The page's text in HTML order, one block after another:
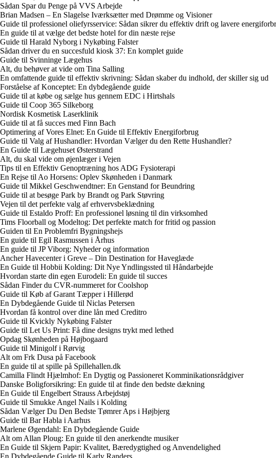
Sådan Spar du Penge på VVS Arbejde
Brian Madsen – En Slagelse Iværksætter med Drømme og Visioner
Guide til professionel oliefyrsservice: Sådan sikrer du effektiv drift og lavere
En guide til at vælge det bedste hotel for din næste rejse
Guide til Harald Nyborg i Nykøbing Falster
Sådan driver du en succesfuld kiosk 37: En komplet guide
Guide til Svinninge Lægehus
Alt, du behøver at vide om Tina Salling
En omfattende guide til effektiv skrivning: Sådan skaber du indhold, der skiller sig ud
Forståelse af Konceptet: En dybdegående guide
Guide til at købe og sælge hus gennem EDC i Hirtshals
Guide til Coop 365 Silkeborg
Nordisk Kosmetisk Laserklinik
Guide til at få succes med Finn Bach
Optimering af Vores Elnet: En Guide til Effektiv Energiforbrug
Guide til Valg af Hushandler: Hvordan Vælger du den Rette Hushandler?
En Guide til Lægehuset Østerstrand
Alt, du skal vide om øjenlæger i Vejen
Tips til en Effektiv Genoptræning hos ADG Fysioterapi
En Rejse til Ao Horsens: Oplev Skønheden i Danmark
Guide til Mikkel Geschwendtner: En Genstand for Beundring
Guide til at besøge Park by Brandt og Park Støvring
Vejen til det perfekte valg af erhvervsbeklædning
Guide til Estaldo Proff: En professionel løsning til din virksomhed
Tims Floorball og Modeltog: Det perfekte match for fritid og passion
Guiden til En Problemfri Bygningshejs
En guide til Egil Rasmussen i Århus
En guide til JP Viborg: Nyheder og information
Ancher Havecenter i Greve – Din Destination for Haveglæde
En Guide til Hobbii Kolding: Dit Nye Yndlingssted til Håndarbejde
Hvordan starte din egen Eurodeli: En guide til succes
Sådan Finder du CVR-nummeret for Coolshop
Guide til Køb af Garant Tæpper i Hillerød
En Dybdegående Guide til Niclas Petersen
Hvordan få kontrol over dine lån med Creditro
Guide til Kvickly Nykøbing Falster
Guide til Let Us Print: Få dine designs trykt med lethed
Opdag Skønheden på Højbogaard
Guide til Minigolf i Rørvig
Alt om Frk Dusa på Facebook
En guide til at spille på Spillehallen.dk
Camilla Flindt Hjælmhof: En Dygtig og Passioneret Komminikationsrådgiver
Danske Boligforsikring: En guide til at finde den bedste dækning
En Guide til Engelbert Strauss Arbejdstøj
Guide til Smukke Angel Nails i Kolding
Sådan Vælger Du Den Bedste Tømrer Aps i Højbjerg
Guide til Bar Habla i Aarhus
Marlene Øgendahl: En Dybdegående Guide
Alt om Allan Ploug: En guide til den anerkendte musiker
En Guide til Skjern Papir: Kvalitet, Bæredygtighed og Anvendelighed
En Dybdegående Guide til Karly Randers